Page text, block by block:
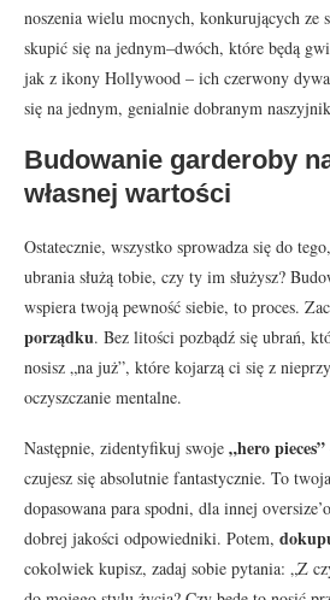
noszenia wielu mocnych, konkurujących ze
skupić się na jednym–dwóch, które będą
jak z ikony Hollywood – ich czerwony
się na jednym, genialnie dobranym
Budowanie garderoby
własnej wartości
Ostatecznie, wszystko sprowadza się do
ubrania służą tobie, czy ty im służysz?
wspiera twoją pewność siebie, to proces.
porządku. Bez litości pozbądź się ubrań,
nosisz „na już”, które kojarzą ci się z
oczyszczanie mentalne.
Następnie, zidentyfikuj swoje „hero pieces”
czujesz się absolutnie fantastycznie. To
dopasowana para spodni, dla innej
dobrej jakości odpowiedniki. Potem,
cokolwiek kupisz, zadaj sobie pytania: „Z